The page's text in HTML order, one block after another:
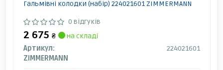
Гальмівні колодки (набір) 224021601 ZIMMERMANN
0 відгуків
2 675 ₴
на складі
Артикул:
224021601
ZIMMERMANN